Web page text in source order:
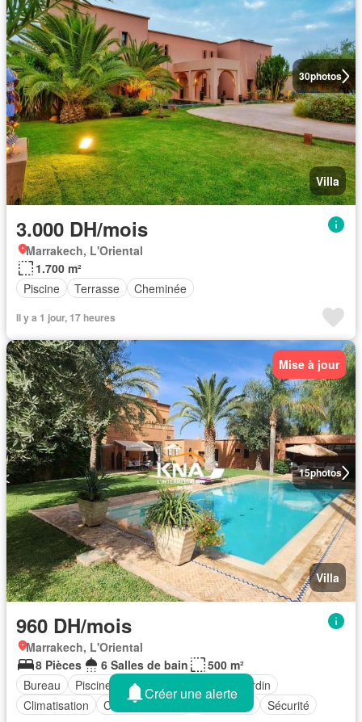
30photos
Villa
3.000 DH/mois
Marrakech, L'Oriental
1.700 m²
Piscine
Terrasse Cheminée
Il y a 1 jour, 17 heures
15photos
Mise à jour
Villa
960 DH/mois
Marrakech, L'Oriental
8 Pièces
6 Salles de bain
500 m²
Bureau
Piscine Terrasse
Jardin
Climatisation
Cuisine équipée Cheminée Sécurité
Créer une alerte